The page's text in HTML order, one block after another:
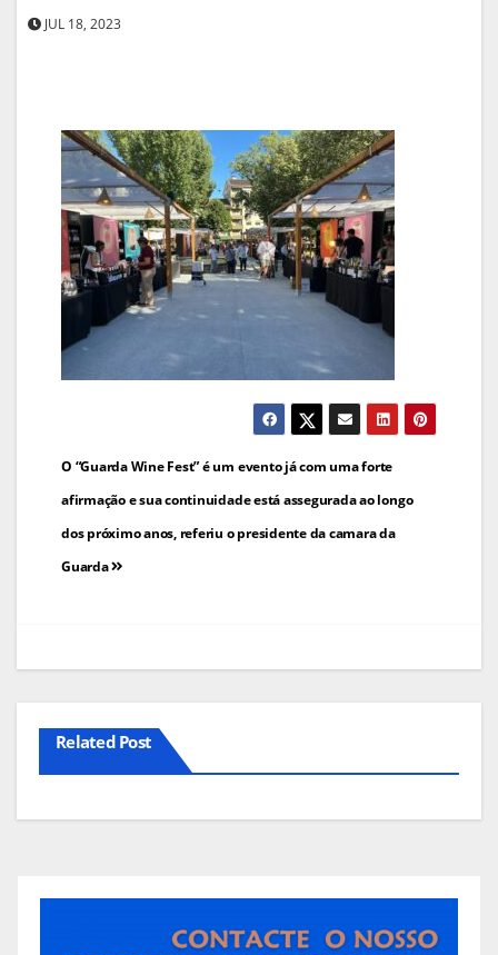
JUL 18, 2023
Navegação
de
artigos
O “Guarda Wine Fest” é um evento já com uma forte
afirmação e sua continuidade está assegurada ao longo
dos próximo anos, referiu o presidente da camara da
Guarda
Related Post